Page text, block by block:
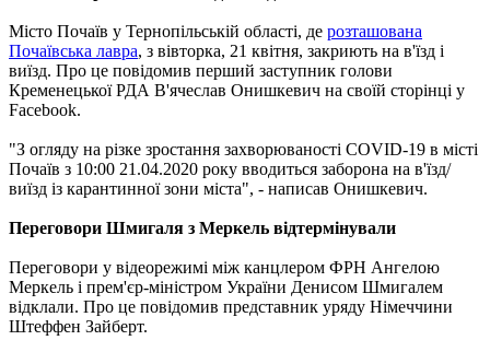
Місто Почаїв у Тернопільській області, де розташована
Почаївська лавра, з вівторка, 21 квітня, закриють на в'їзд і
виїзд. Про це повідомив перший заступник голови
Кременецької РДА В'ячеслав Онишкевич на своїй сторінці у
Facebook.
"З огляду на різке зростання захворюваності COVID-19 в місті
Почаїв з 10:00 21.04.2020 року вводиться заборона на в'їзд/
виїзд із карантинної зони міста", - написав Онишкевич.
Переговори Шмигаля з Меркель відтермінували
Переговори у відеорежимі між канцлером ФРН Ангелою
Меркель і прем'єр-міністром України Денисом Шмигалем
відклали. Про це повідомив представник уряду Німеччини
Штеффен Зайберт.